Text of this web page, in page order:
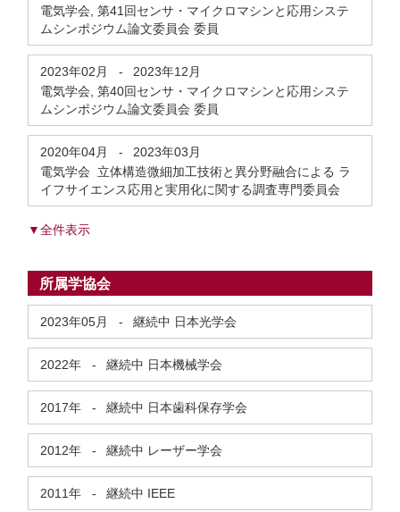
電気学会, 第41回センサ・マイクロマシンと応用システ
ムシンポジウム論文委員会 委員
2023年02月 -
2023年12月
電気学会, 第40回センサ・マイクロマシンと応用システ
ムシンポジウム論文委員会 委員
2020年04月 -
2023年03月
電気学会 立体構造微細加工技術と異分野融合による ラ
イフサイエンス応用と実用化に関する調査専門委員会
▼全件表示
所属学協会
2023年05月 - 継続中 日本光学会
2022年 - 継続中 日本機械学会
2017年 - 継続中 日本歯科保存学会
2012年 - 継続中 レーザー学会
2011年 - 継続中 IEEE